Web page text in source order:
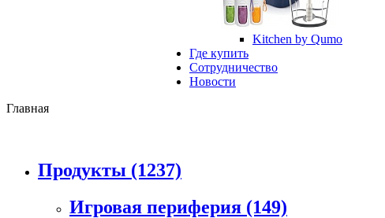
Kitchen by Qumo
Где купить
Сотрудничество
Новости
Главная
Продукты (1237)
Игровая периферия (149)